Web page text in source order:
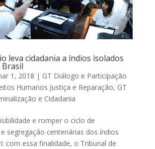
leva cidadania a índios isolados
1, 2018 | GT Diálogo e Participação
Humanos Justiça e Reparação, GT
e Cidadania
e romper o ciclo de
segregação centenárias dos índios
com essa finalidade, o Tribunal de